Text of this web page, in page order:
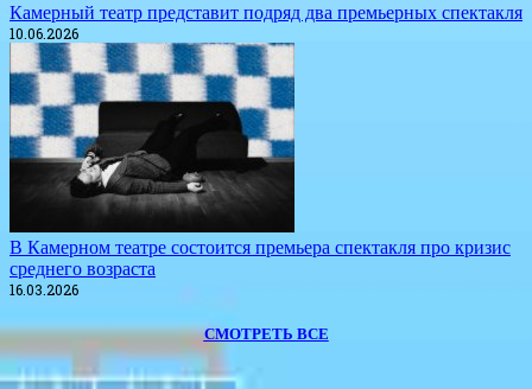
​Камерный театр представит подряд два премьерных спектакля
10.06.2026
​В Камерном театре состоится премьера спектакля про кризис
среднего возраста
16.03.2026
СМОТРЕТЬ ВСЕ